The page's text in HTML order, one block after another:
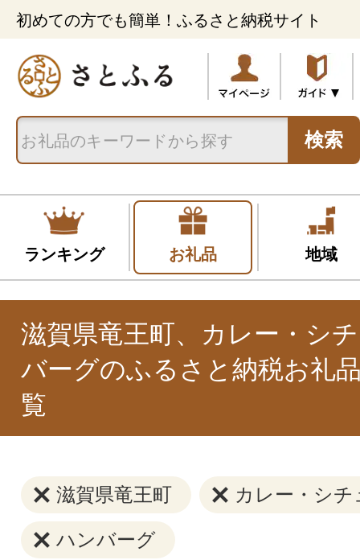
初めての方でも簡単！ふるさと納税サイト
検索
ランキング お礼品 地域
滋賀県竜王町、カレー・シ
バーグのふるさと納税お礼
覧
滋賀県竜王町 カレー・シチ
ハンバーグ